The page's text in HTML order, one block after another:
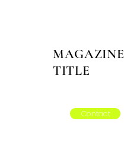
MAGAZINE
TITLE
Contact